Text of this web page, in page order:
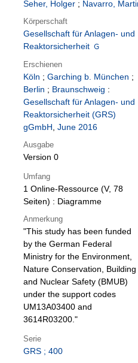
Seher, Holger ; Navarro,
Körperschaft
Gesellschaft für Anlagen- und
Reaktorsicherheit
Erschienen
Köln ; Garching b. München ;
Berlin ; Braunschweig :
Gesellschaft für Anlagen- und
Reaktorsicherheit (GRS)
gGmbH, June 2016
Ausgabe
Version 0
Umfang
1 Online-Ressource (V, 78
Seiten) : Diagramme
Anmerkung
"This study has been funded
by the German Federal
Ministry for the Environment,
Nature Conservation, Building
and Nuclear Safety (BMUB)
under the support codes
UM13A03400 and
3614R03200."
Serie
GRS ; 400